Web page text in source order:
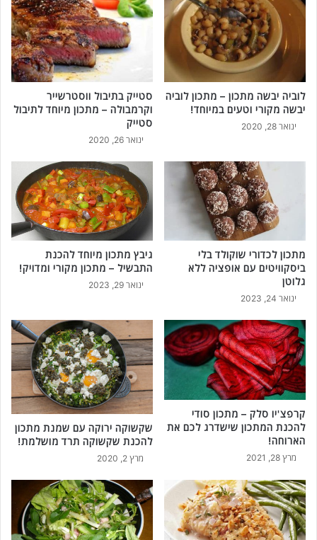
לוביה יבשה מתכון – מתכון לוביה
יבשה מקורי וטעים במיוחד!
ינואר 28, 2020
סטייק בתיבול ווסטרשייר
וקרמבולה – מתכון מיוחד לתיבול
סטייק
ינואר 26, 2020
מתכון לכדורי שוקולד בלי
ביסקוויטים עם אופציה ללא
גלוטן
ינואר 24, 2023
גיבץ מתכון מיוחד להכנת
התבשיל – מתכון מקורי ומדויק!
ינואר 29, 2023
קרפצ'יו סלק – מתכון סודי
להכנת המתכון שישדרג לכם את
הארוחה!
מרץ 28, 2021
שקשוקה ירוקה עם שמנת מתכון
להכנת שקשוקה תרד מושלמת!
מרץ 2, 2020